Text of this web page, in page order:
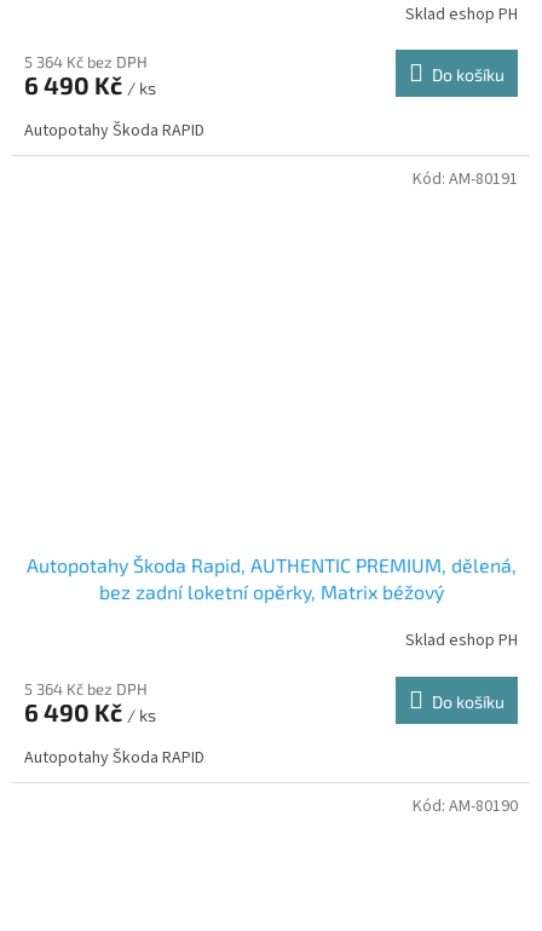
Sklad eshop PH
5 364 Kč bez DPH
6 490 Kč / ks
Do košíku
Autopotahy Škoda RAPID
Autopotahy Škoda Rapid, AUTHENTIC PREMIUM, dělená,
bez zadní loketní opěrky, Matrix béžový
Sklad eshop PH
5 364 Kč bez DPH
6 490 Kč / ks
Do košíku
Autopotahy Škoda RAPID
Kód: AM-80191
Kód: AM-80190